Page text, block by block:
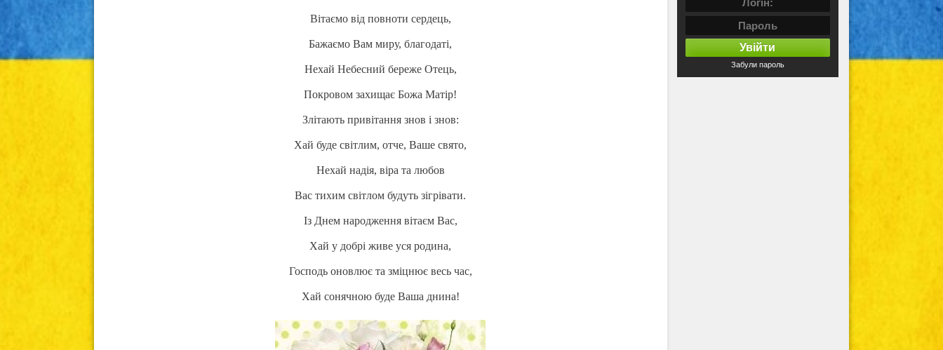
Увійти
Забули пароль
Вітаємо від повноти сердець,
Бажаємо Вам миру, благодаті,
Нехай Небесний береже Отець,
Покровом захищає Божа Матір!
Злітають привітання знов і знов:
Хай буде світлим, отче, Ваше свято,
Нехай надія, віра та любов
Вас тихим світлом будуть зігрівати.
Із Днем народження вітаєм Вас,
Хай у добрі живе уся родина,
Господь оновлює та зміцнює весь час,
Хай сонячною буде Ваша днина!